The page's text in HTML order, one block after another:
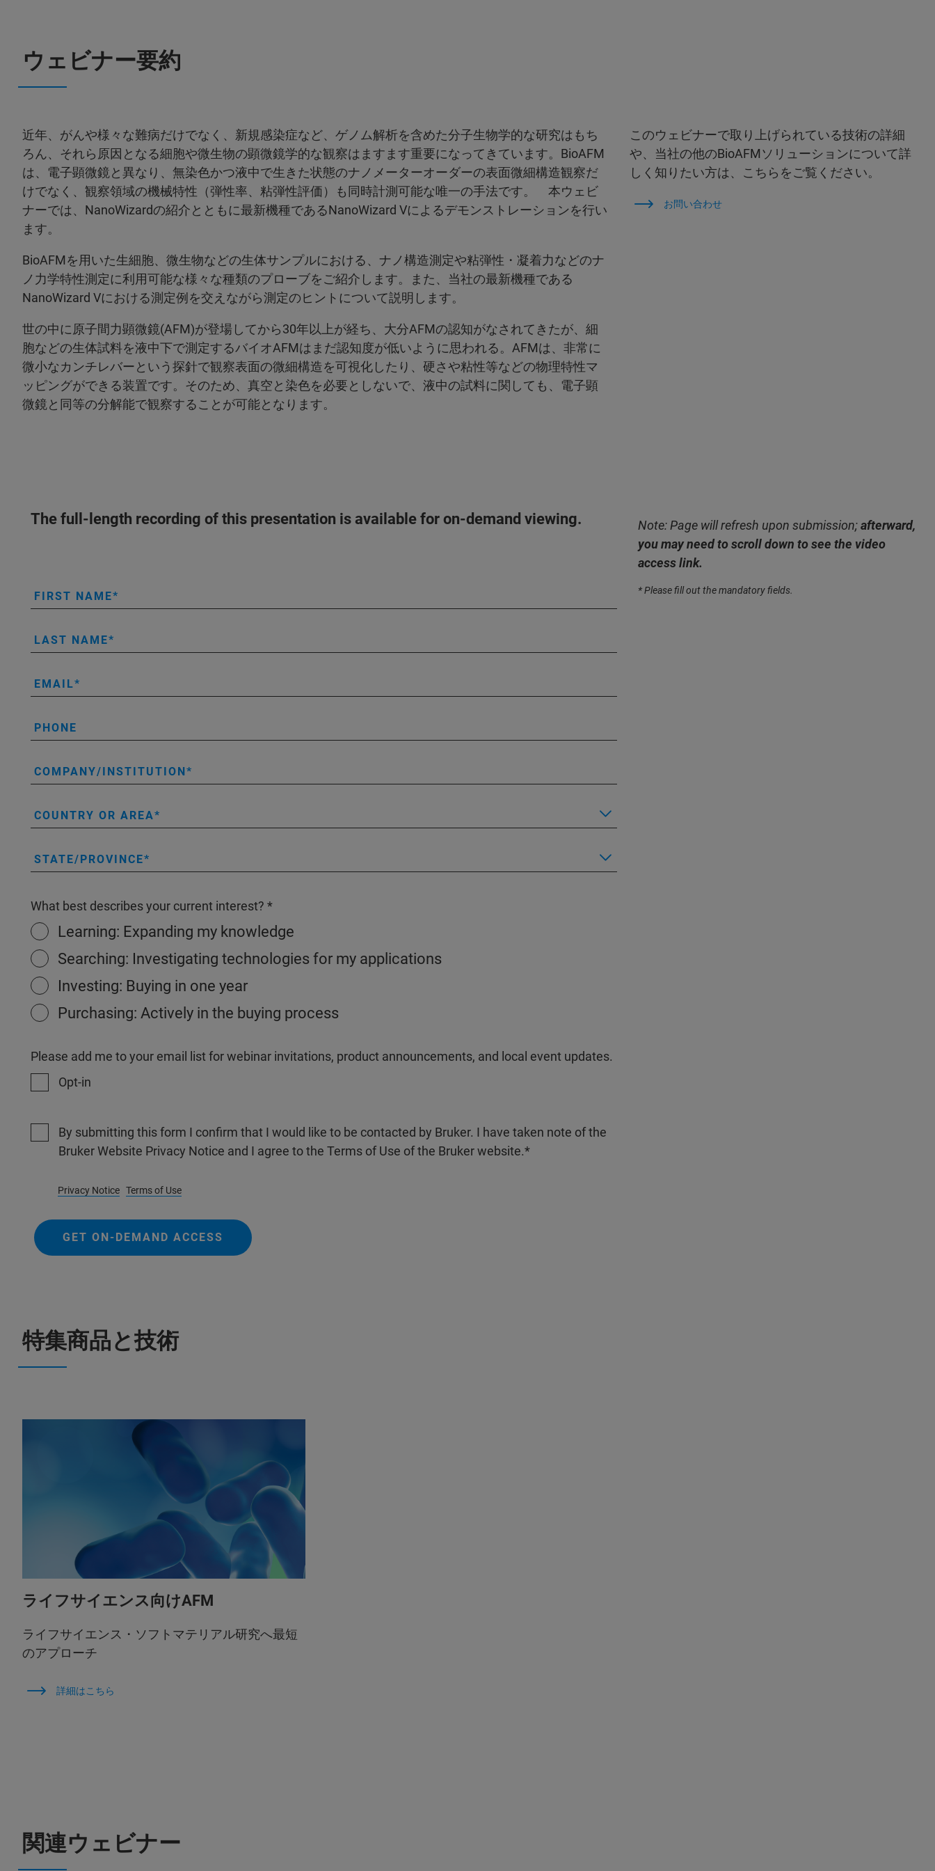
ウェビナー要約
近年、がんや様々な難病だけでなく、新規感染症など、ゲノム解析を含めた分子生物学的な研究はもち
ろん、それら原因となる細胞や微生物の顕微鏡学的な観察はますます重要になってきています。BioAFM
は、電子顕微鏡と異なり、無染色かつ液中で生きた状態のナノメーターオーダーの表面微細構造観察だ
けでなく、観察領域の機械特性（弾性率、粘弾性評価）も同時計測可能な唯一の手法です。 本ウェビ
ナーでは、NanoWizardの紹介とともに最新機種であるNanoWizard Vによるデモンストレーションを行い
ます。
BioAFMを用いた生細胞、微生物などの生体サンプルにおける、ナノ構造測定や粘弾性・凝着力などのナ
ノ力学特性測定に利用可能な様々な種類のプローブをご紹介します。また、当社の最新機種である
NanoWizard Vにおける測定例を交えながら測定のヒントについて説明します。
世の中に原子間力顕微鏡(AFM)が登場してから30年以上が経ち、大分AFMの認知がなされてきたが、細
胞などの生体試料を液中下で測定するバイオAFMはまだ認知度が低いように思われる。AFMは、非常に
微小なカンチレバーという探針で観察表面の微細構造を可視化したり、硬さや粘性等などの物理特性マ
ッピングができる装置です。そのため、真空と染色を必要としないで、液中の試料に関しても、電子顕
微鏡と同等の分解能で観察することが可能となります。​
このウェビナーで取り上げられている技術の詳細
や、当社の他のBioAFMソリューションについて詳
しく知りたい方は、こちらをご覧ください。
お問い合わせ
The full-length recording of this presentation is available for on-demand viewing.
FIRST NAME
LAST NAME
EMAIL
PHONE
COMPANY/INSTITUTION
COUNTRY OR AREA
STATE/PROVINCE
What best describes your current interest?
Learning: Expanding my knowledge
Searching: Investigating technologies for my applications
Investing: Buying in one year
Purchasing: Actively in the buying process
Please add me to your email list for webinar invitations, product announcements, and local event updates.
Opt-in
By submitting this form I confirm that I would like to be contacted by Bruker. I have taken note of the
Bruker Website Privacy Notice and I agree to the Terms of Use of the Bruker website.
Privacy Notice Terms of Use
GET ON-DEMAND ACCESS
Note: Page will refresh upon submission;afterward,
you may need to scroll down to see the video
access link.
* Please fill out the mandatory fields.
特集商品と技術
ライフサイエンス向けAFM
ライフサイエンス・ソフトマテリアル研究へ最短
のアプローチ
詳細はこちら
関連ウェビナー